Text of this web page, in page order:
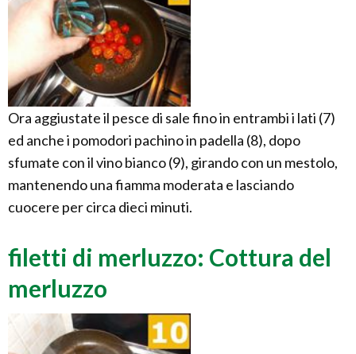
Ora aggiustate il pesce di sale fino in entrambi i lati (7)
ed anche i pomodori pachino in padella (8), dopo
sfumate con il vino bianco (9), girando con un mestolo,
mantenendo una fiamma moderata e lasciando
cuocere per circa dieci minuti.
filetti di merluzzo: Cottura del
merluzzo